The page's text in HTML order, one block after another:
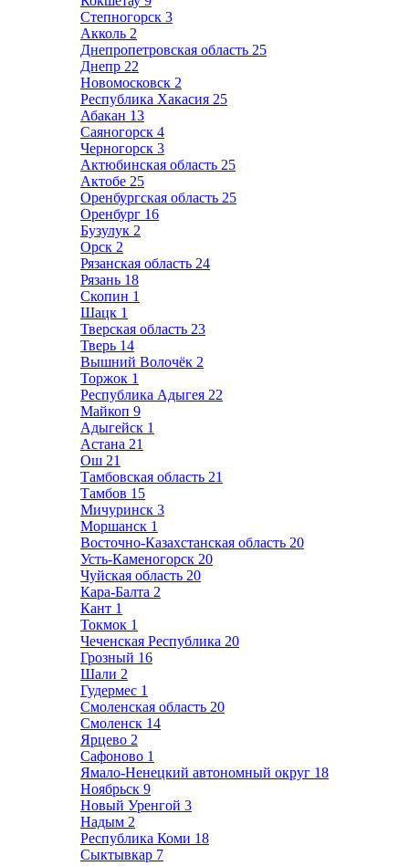
Степногорск 3
Акколь 2
Днепропетровская область 25
Днепр 22
Новомосковск 2
Республика Хакасия 25
Абакан 13
Саяногорск 4
Черногорск 3
Актюбинская область 25
Актобе 25
Оренбургская область 25
Оренбург 16
Бузулук 2
Орск 2
Рязанская область 24
Рязань 18
Скопин 1
Шацк 1
Тверская область 23
Тверь 14
Вышний Волочёк 2
Торжок 1
Республика Адыгея 22
Майкоп 9
Адыгейск 1
Астана 21
Ош 21
Тамбовская область 21
Тамбов 15
Мичуринск 3
Моршанск 1
Восточно-Казахстанская область 20
Усть-Каменогорск 20
Чуйская область 20
Кара-Балта 2
Кант 1
Токмок 1
Чеченская Республика 20
Грозный 16
Шали 2
Гудермес 1
Смоленская область 20
Смоленск 14
Ярцево 2
Сафоново 1
Ямало-Ненецкий автономный округ 18
Ноябрьск 9
Новый Уренгой 3
Надым 2
Республика Коми 18
Сыктывкар 7